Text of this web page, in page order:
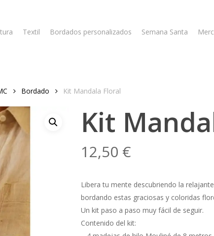
Textil Bordados personalizados Semana Santa
Bordado Kit Mandala Floral
Kit
12,50 €
Libera tu mente descubriendo la
bordando estas graciosas y coloridas
Un kit paso a paso muy fácil de seguir.
Contenido del kit: